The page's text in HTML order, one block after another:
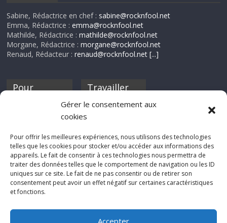
Gérer le consentement aux
cookies
Pour offrir les meilleures expériences, nous utilisons des technologies
telles que les cookies pour stocker et/ou accéder aux informations des
appareils. Le fait de consentir à ces technologies nous permettra de
traiter des données telles que le comportement de navigation ou les ID
uniques sur ce site. Le fait de ne pas consentir ou de retirer son
consentement peut avoir un effet négatif sur certaines caractéristiques
et fonctions.
Accepter
Sabine, Rédactrice en chef : sabine@rocknfool.net
Emma, Rédactrice :emma@rocknfool.net
Mathilde, Rédactrice :mathilde@rocknfool.net
Morgane, Rédactrice :morgane@rocknfool.net
Renaud, Rédacteur :renaud@rocknfool.net [...]
Pour
discothèque
Travailler
Si tu souhaites
Rocknfool, n'hésite
pas à nous envoyer
tes chroniques de
concerts, de films,
séries ou des billets
d'humeur :